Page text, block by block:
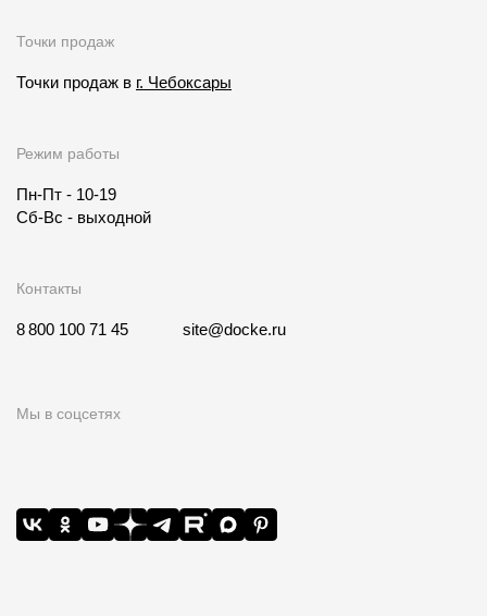
Точки продаж
Точки продаж в г. Чебоксары
Режим работы
Пн-Пт - 10-19
Сб-Вс - выходной
Контакты
8 800 100 71 45 site@docke.ru
Мы в соцсетях